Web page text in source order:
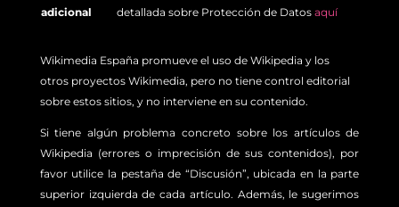
adicional
detallada sobre Protección de Datos aquí
Wikimedia España promueve el uso de Wikipedia y los
otros proyectos Wikimedia, pero no tiene control editorial
sobre estos sitios, y no interviene en su contenido.
Si tiene algún problema concreto sobre los artículos de
Wikipedia (errores o imprecisión de sus contenidos), por
favor utilice la pestaña de “Discusión”, ubicada en la parte
superior izquierda de cada artículo. Además, le sugerimos